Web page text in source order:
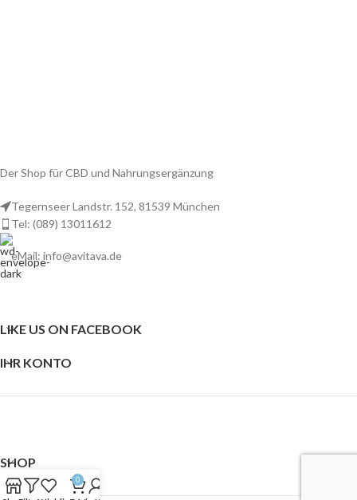
Der Shop für CBD und Nahrungsergänzung
Tegernseer Landstr. 152, 81539 München
Tel: (089) 13011612
eMail: info@avitava.de
LIKE US ON FACEBOOK
IHR KONTO
SHOP
0